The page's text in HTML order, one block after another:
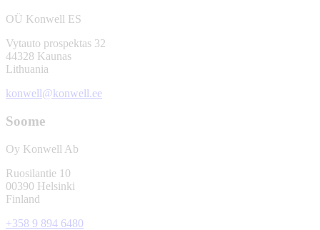
OÜ Konwell ES
Vytauto prospektas 32
44328 Kaunas
Lithuania
konwell@konwell.ee
Soome
Oy Konwell Ab
Ruosilantie 10
00390 Helsinki
Finland
+358 9 894 6480